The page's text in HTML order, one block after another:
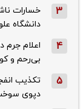
3
خسارات
دانشگاه
4
اعلام جرم
بی‌رحم و کودتای دی‌
5
تکذیب
دپوی